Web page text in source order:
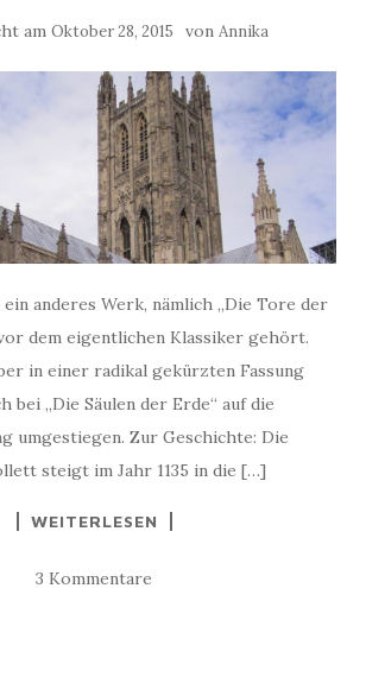
am Oktober 28, 2015 von Annika
anderes Werk, nämlich „Die Tore der
dem eigentlichen Klassiker gehört.
in einer radikal gekürzten Fassung
bei „Die Säulen der Erde“ auf die
umgestiegen. Zur Geschichte: Die
steigt im Jahr 1135 in die […]
WEITERLESEN
3 Kommentare